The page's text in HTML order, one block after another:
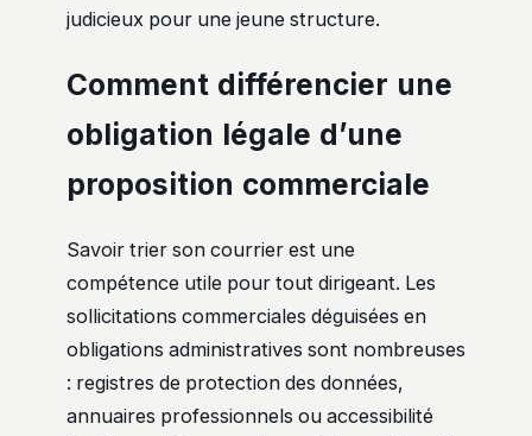
judicieux pour une jeune structure.
Comment différencier une
obligation légale d’une
proposition commerciale
Savoir trier son courrier est une
compétence utile pour tout dirigeant. Les
sollicitations commerciales déguisées en
obligations administratives sont nombreuses
: registres de protection des données,
annuaires professionnels ou accessibilité